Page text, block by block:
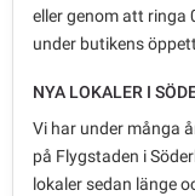
eller genom att ringa
under butikens
NYA LOKALER I
Vi har under många
på Flygstaden i
lokaler sedan länge